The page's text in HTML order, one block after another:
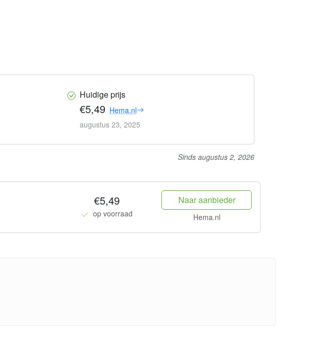
Huidige prijs
€5,49 Hema.nl
augustus 23, 2025
Sinds augustus 2, 2026
€5,49
op voorraad
Naar aanbieder
Hema.nl